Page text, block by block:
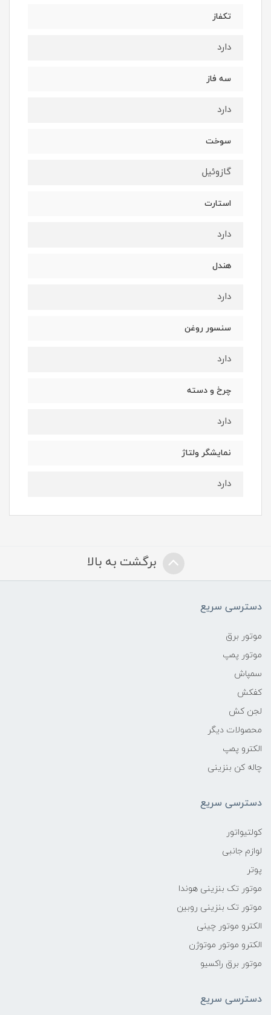
تکفاز
دارد
سه فاز
دارد
سوخت
گازوئیل
استارت
دارد
هندل
دارد
سنسور روغن
دارد
چرخ و دسته
دارد
نمایشگر ولتاژ
دارد
برگشت به بالا
دسترسی سریع
موتور برق
موتور پمپ
سمپاش
کفکش
لجن کش
محصولات دیگر
الکترو پمپ
چاله کن بنزینی
دسترسی سریع
کولتیواتور
لوازم جانبی
پوتر
موتور تک بنزینی هوندا
موتور تک بنزینی روبین
الکترو موتور چینی
الکترو موتور موتوژن
موتور برق راکسیو
دسترسی سریع